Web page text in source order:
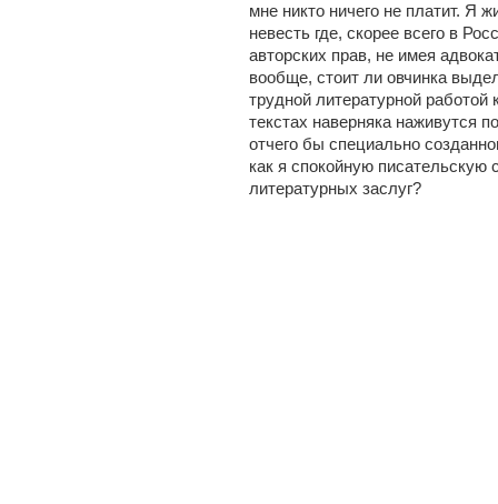
мне никто ничего не платит. Я
невесть где, скорее всего в
авторских прав, не имея
вообще, стоит ли овчинка
трудной литературной
текстах наверняка наживутся
отчего бы специально
как я спокойную писательскую
литературных заслуг?